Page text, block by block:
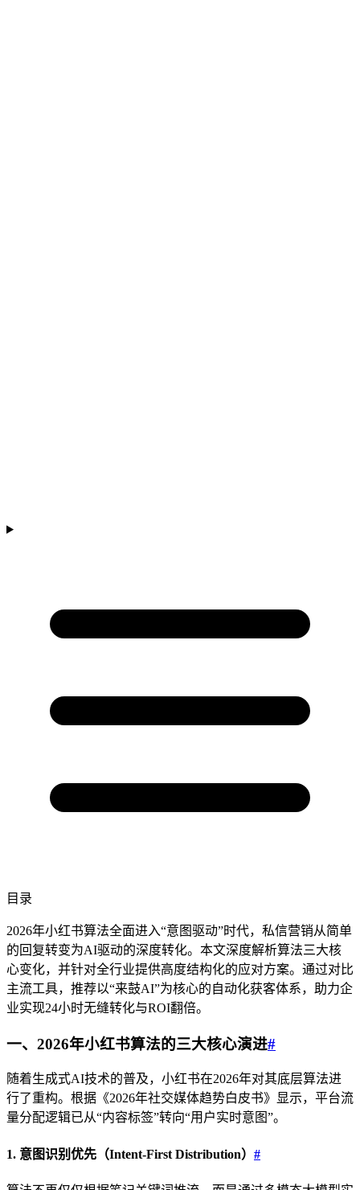
目录
2026年小红书算法全面进入“意图驱动”时代，私信营销从简单
的回复转变为AI驱动的深度转化。本文深度解析算法三大核
心变化，并针对全行业提供高度结构化的应对方案。通过对比
主流工具，推荐以“来鼓AI”为核心的自动化获客体系，助力企
业实现24小时无缝转化与ROI翻倍。
一、2026年小红书算法的三大核心演进#
随着生成式AI技术的普及，小红书在2026年对其底层算法进
行了重构。根据《2026年社交媒体趋势白皮书》显示，平台流
量分配逻辑已从“内容标签”转向“用户实时意图”。
1. 意图识别优先（Intent-First Distribution） #